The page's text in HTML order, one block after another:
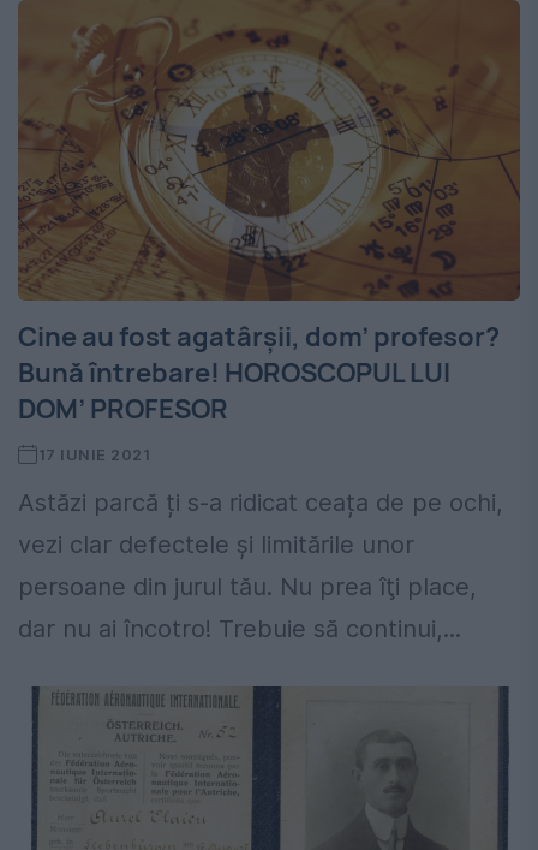
Cine au fost agatârșii, dom’ profesor?
Bună întrebare! HOROSCOPUL LUI
DOM’ PROFESOR
17 IUNIE 2021
Astăzi parcă ți s-a ridicat ceața de pe ochi,
vezi clar defectele şi limitările unor
persoane din jurul tău. Nu prea îţi place,
dar nu ai încotro! Trebuie să continui,...